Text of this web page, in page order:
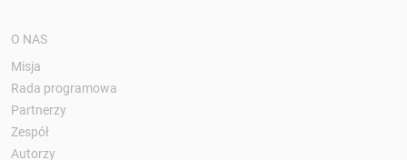
O NAS
Misja
Rada programowa
Partnerzy
Zespół
Autorzy